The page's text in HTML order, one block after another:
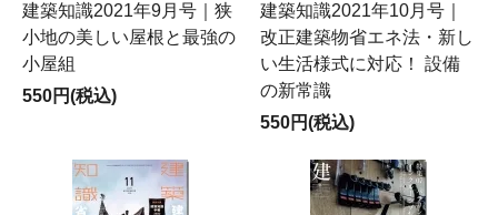
建築知識2021年9月号｜狭
小地の美しい屋根と最強の
小屋組
550円(税込)
建築知識2021年10月号｜
改正建築物省エネ法・新し
い生活様式に対応！ 設備
の新常識
550円(税込)